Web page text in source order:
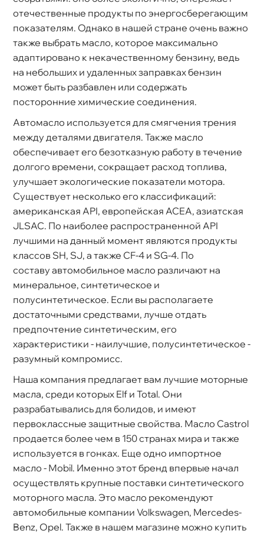
отечественные продукты по энергосберегающим
показателям. Однако в нашей стране очень важно
также выбрать масло, которое максимально
адаптировано к некачественному бензину, ведь
на небольших и удаленных заправках бензин
может быть разбавлен или содержать
посторонние химические соединения.
Автомасло используется для смягчения трения
между деталями двигателя. Также масло
обеспечивает его безотказную работу в течение
долгого времени, сокращает расход топлива,
улучшает экологические показатели мотора.
Существует несколько его классификаций:
американская API, европейская ACEA, азиатская
JLSAC. По наиболее распространенной API
лучшими на данный момент являются продукты
классов SH, SJ, а также CF-4 и SG-4. По
составу автомобильное масло различают на
минеральное, синтетическое и
полусинтетическое. Если вы располагаете
достаточными средствами, лучше отдать
предпочтение синтетическим, его
характеристики - наилучшие, полусинтетическое -
разумный компромисс.
Наша компания предлагает вам лучшие моторные
масла, среди которых Elf и Total. Они
разрабатывались для болидов, и имеют
первоклассные защитные свойства. Масло Castrol
продается более чем в 150 странах мира и также
используется в гонках. Еще одно импортное
масло - Мobil. Именно этот бренд впервые начал
осуществлять крупные поставки синтетического
моторного масла. Это масло рекомендуют
автомобильные компании Volkswagen, Mercedes-
Benz, Opel. Также в нашем магазине можно купить